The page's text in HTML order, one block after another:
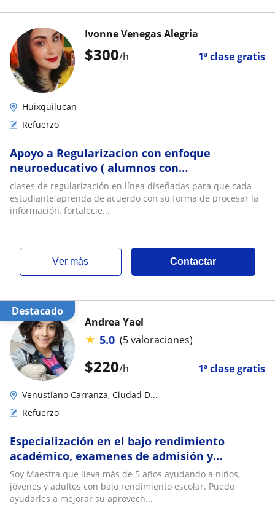
$300/h 1ª clase gratis
Ivonne Venegas Alegria
Huixquilucan
Refuerzo
Apoyo a Regularizacion con enfoque
neuroeducativo ( alumnos con
neurodivergencias)
clases de regularización en línea diseñadas para que cada
estudiante aprenda de acuerdo con su forma de procesar la
información, fortalecie...
ver más Contactar
Destacado
$220/h 1ª clase gratis
Andrea Yael
★ 5.0 (5 valoraciones)
Venustiano Carranza, Ciudad D...
Refuerzo
Especialización en el bajo rendimiento
académico, examenes de admisión y
extraordinarios en matemáticas e idiomas en
CDMX
Soy Maestra que lleva más de 5 años ayudando a niños,
jóvenes y adultos con bajo rendimiento escolar. Puedo
ayudarles a mejorar su aprovech...